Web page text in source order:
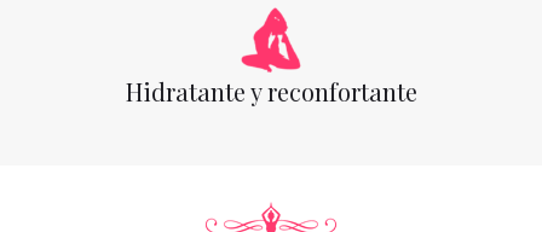
Hidratante y reconfortante